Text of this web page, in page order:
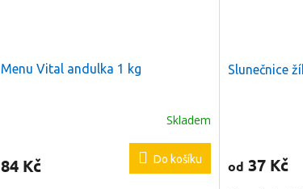
Menu Vital andulka 1 kg
Skladem
84 Kč Do košíku
Slunečnice
od 37 Kč